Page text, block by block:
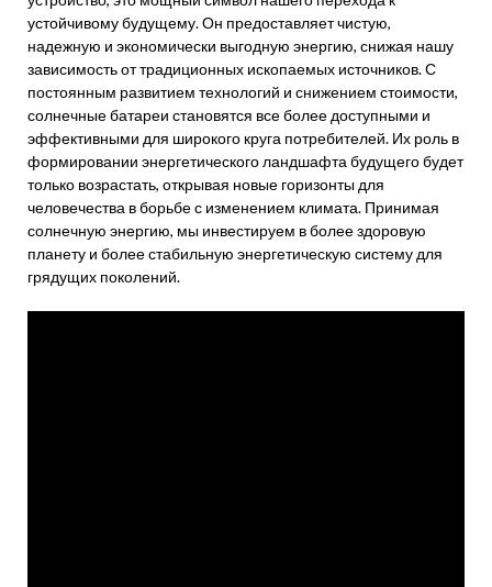
устойчивому будущему. Он предоставляет чистую,
надежную и экономически выгодную энергию, снижая нашу
зависимость от традиционных ископаемых источников. С
постоянным развитием технологий и снижением стоимости,
солнечные батареи становятся все более доступными и
эффективными для широкого круга потребителей. Их роль в
формировании энергетического ландшафта будущего будет
только возрастать, открывая новые горизонты для
человечества в борьбе с изменением климата. Принимая
солнечную энергию, мы инвестируем в более здоровую
планету и более стабильную энергетическую систему для
грядущих поколений.